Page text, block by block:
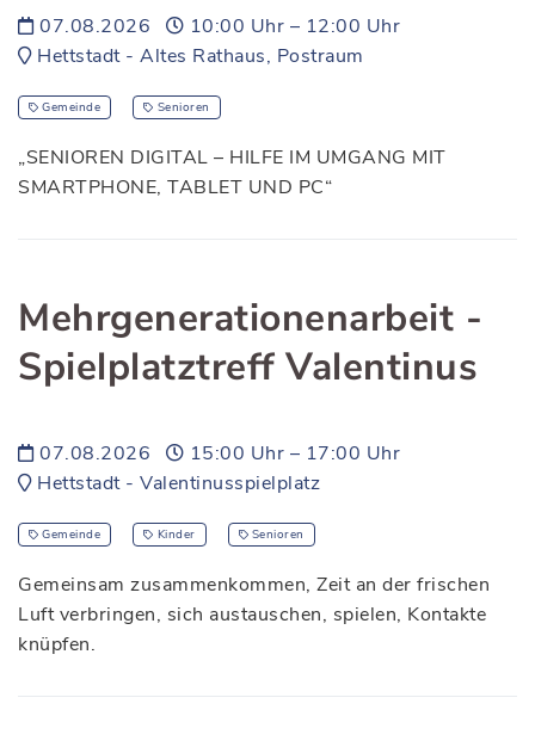
07.08.2026
10:00 Uhr – 12:00 Uhr
Hettstadt - Altes Rathaus, Postraum
Gemeinde Senioren
„SENIOREN DIGITAL – HILFE IM UMGANG MIT
SMARTPHONE, TABLET UND PC“
Mehrgenerationenarbeit -
Spielplatztreff Valentinus
07.08.2026
15:00 Uhr – 17:00 Uhr
Hettstadt - Valentinusspielplatz
Gemeinde Kinder Senioren
Gemeinsam zusammenkommen, Zeit an der frischen
Luft verbringen, sich austauschen, spielen, Kontakte
knüpfen.